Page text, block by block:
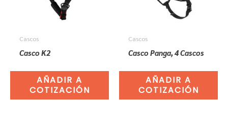
Cascos
Casco K2
AÑADIR A
COTIZACIÓN
Cascos
Casco Panga, 4 Cascos
AÑADIR A
COTIZACIÓN